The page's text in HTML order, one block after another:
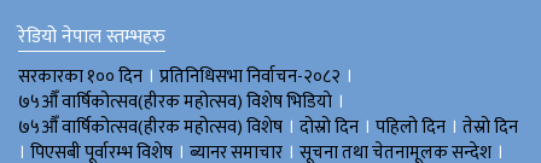
रेडियो नेपाल स्तम्भहरु
सरकारका १०० दिन । प्रतिनिधिसभा निर्वाचन-२०८२ ।
७५औँ वार्षिकोत्सव(हीरक महोत्सव) विशेष भिडियाे ।
७५औँ वार्षिकोत्सव(हीरक महोत्सव) विशेष । दोस्रो दिन । पहिलो दिन । तेस्रो दिन
। पिएसबी पूर्वारम्भ विशेष । ब्यानर समाचार । सूचना तथा चेतनामूलक सन्देश ।